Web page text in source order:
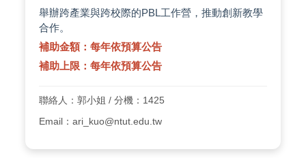
舉辦跨產業與跨校際的PBL工作營，推動創新教學
合作。
補助金額：每年依預算公告
補助上限：每年依預算公告
聯絡人：郭小姐 / 分機：1425
Email：ari_kuo@ntut.edu.tw